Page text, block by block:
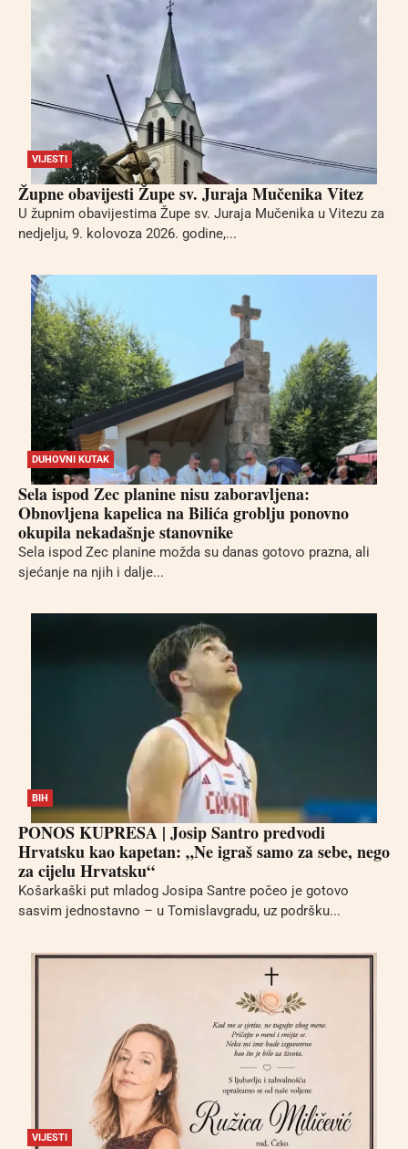
VIJESTI
Župne obavijesti Župe sv. Juraja Mučenika Vitez
U župnim obavijestima Župe sv. Juraja Mučenika u Vitezu za
nedjelju, 9. kolovoza 2026. godine,...
DUHOVNI KUTAK
Sela ispod Zec planine nisu zaboravljena:
Obnovljena kapelica na Bilića groblju ponovno
okupila nekadašnje stanovnike
Sela ispod Zec planine možda su danas gotovo prazna, ali
sjećanje na njih i dalje...
BIH
PONOS KUPRESA | Josip Santro predvodi
Hrvatsku kao kapetan: „Ne igraš samo za sebe, nego
za cijelu Hrvatsku“
Košarkaški put mladog Josipa Santre počeo je gotovo
sasvim jednostavno – u Tomislavgradu, uz podršku...
VIJESTI